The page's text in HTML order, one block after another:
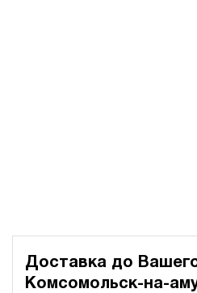
Доставка до
Комсомольск-на-